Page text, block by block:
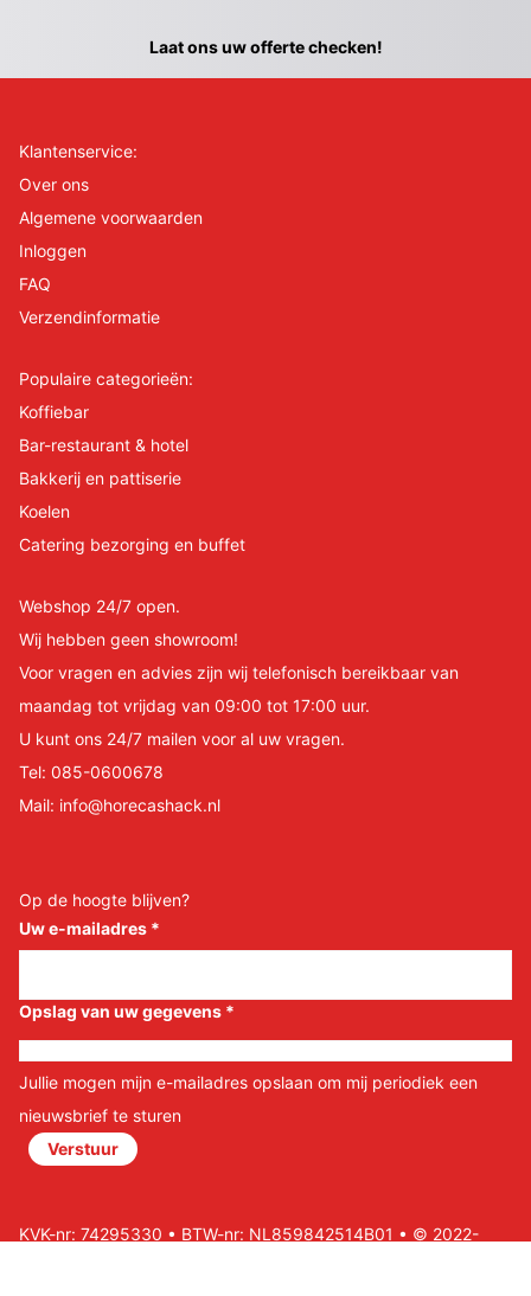
Laat ons uw offerte checken!
Klantenservice:
Over ons
Algemene voorwaarden
Inloggen
FAQ
Verzendinformatie
Populaire categorieën:
Koffiebar
Bar-restaurant & hotel
Bakkerij en pattiserie
Koelen
Catering bezorging en buffet
Webshop 24/7 open.
Wij hebben geen showroom!
Voor vragen en advies zijn wij telefonisch bereikbaar van
maandag tot vrijdag van 09:00 tot 17:00 uur.
U kunt ons 24/7 mailen voor al uw vragen.
Tel: 085-0600678
Mail: info@horecashack.nl
Op de hoogte blijven?
Uw e-mailadres *
Opslag van uw gegevens *
Jullie mogen mijn e-mailadres opslaan om mij periodiek een
nieuwsbrief te sturen
Verstuur
KVK-nr: 74295330 • BTW-nr: NL859842514B01 • © 2022-